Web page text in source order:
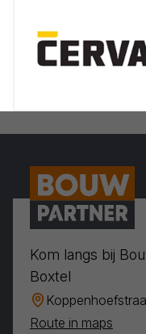
Kom langs bij
Boxtel
Route in maps